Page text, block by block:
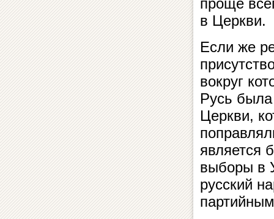
проще
в Церкви.
Если же
вокруг
Русь была
Церкви,
является
выборы в
русский